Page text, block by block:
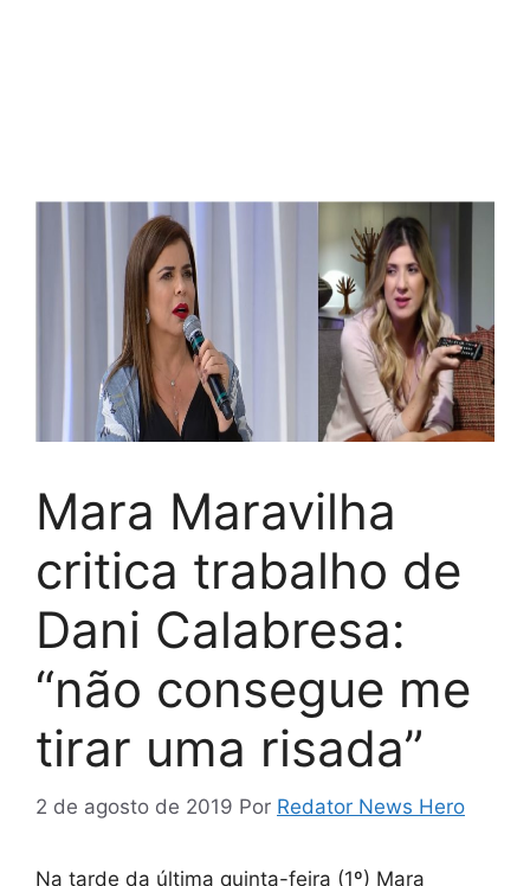
Mara Maravilha
critica trabalho de
Dani Calabresa:
“não consegue me
tirar uma risada”
2 de agosto de 2019 Por Redator News Hero
Na tarde da última quinta-feira (1º) Mara